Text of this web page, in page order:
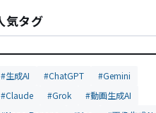
気タグ
#生成AI #ChatGPT
#Gemini
#Claude
#Grok
#動画生成AI